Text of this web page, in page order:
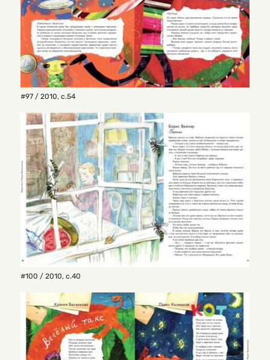
#97 / 2010, с.54
#100 / 2010, с.40